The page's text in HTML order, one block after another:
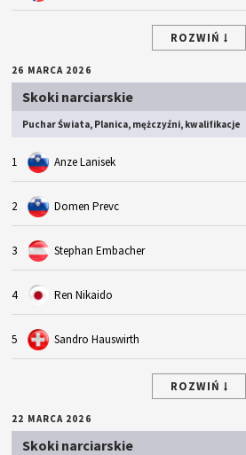
ROZWIŃ
26 MARCA 2026
Skoki narciarskie
Puchar Świata, Planica, mężczyźni, kwalifikacje
1 Anze Lanisek
2 Domen Prevc
3 Stephan Embacher
4 Ren Nikaido
5 Sandro Hauswirth
ROZWIŃ
22 MARCA 2026
Skoki narciarskie